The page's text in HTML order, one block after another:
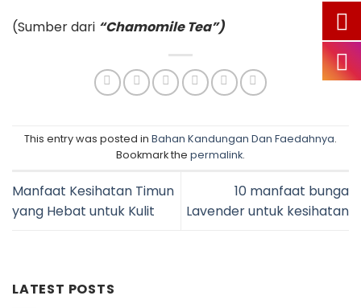
(Sumber dari “Chamomile Tea”)
This entry was posted in Bahan Kandungan Dan Faedahnya.
Bookmark the permalink.
Manfaat Kesihatan Timun
yang Hebat untuk Kulit
10 manfaat bunga
Lavender untuk kesihatan
LATEST POSTS